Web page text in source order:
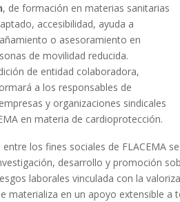
, de formación en materias sanitarias
accesibilidad, ayuda a
o asesoramiento en
de movilidad reducida.
de entidad colaboradora,
a los responsables de
y organizaciones sindicales
en materia de cardioprotección.
los fines sociales de FLACEMA
desarrollo y promoción
laborales vinculada con la
materializa en un apoyo extensible a